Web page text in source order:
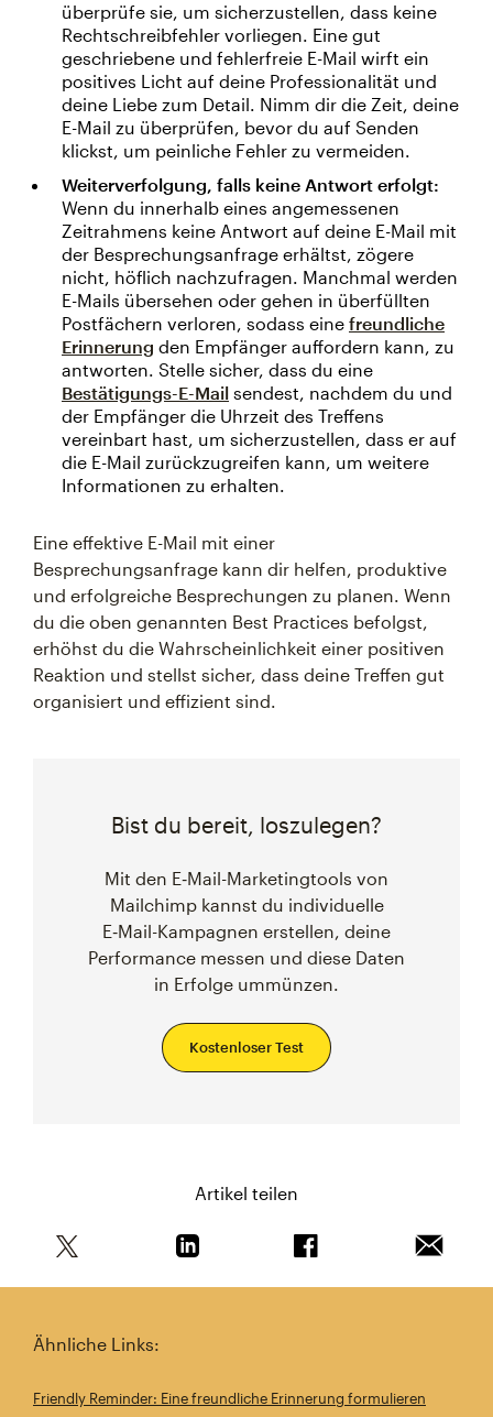
überprüfe sie, um sicherzustellen, dass keine
Rechtschreibfehler vorliegen. Eine gut
geschriebene und fehlerfreie E-Mail wirft ein
positives Licht auf deine Professionalität und
deine Liebe zum Detail. Nimm dir die Zeit, deine
E-Mail zu überprüfen, bevor du auf Senden
klickst, um peinliche Fehler zu vermeiden.
Weiterverfolgung, falls keine Antwort erfolgt:
Wenn du innerhalb eines angemessenen
Zeitrahmens keine Antwort auf deine E-Mail mit
der Besprechungsanfrage erhältst, zögere
nicht, höflich nachzufragen. Manchmal werden
E-Mails übersehen oder gehen in überfüllten
Postfächern verloren, sodass eine freundliche
Erinnerung den Empfänger auffordern kann, zu
antworten. Stelle sicher, dass du eine
Bestätigungs-E-Mail sendest, nachdem du und
der Empfänger die Uhrzeit des Treffens
vereinbart hast, um sicherzustellen, dass er auf
die E-Mail zurückzugreifen kann, um weitere
Informationen zu erhalten.
Eine effektive E-Mail mit einer
Besprechungsanfrage kann dir helfen, produktive
und erfolgreiche Besprechungen zu planen. Wenn
du die oben genannten Best Practices befolgst,
erhöhst du die Wahrscheinlichkeit einer positiven
Reaktion und stellst sicher, dass deine Treffen gut
organisiert und effizient sind.
Bist du bereit, loszulegen?
Mit den E‑Mail-Marketingtools von
Mailchimp kannst du individuelle
E‑Mail-Kampagnen erstellen, deine
Performance messen und diese Daten
in Erfolge ummünzen.
Kostenloser Test
Artikel teilen
Ähnliche Links:
Friendly Reminder: Eine freundliche Erinnerung formulieren